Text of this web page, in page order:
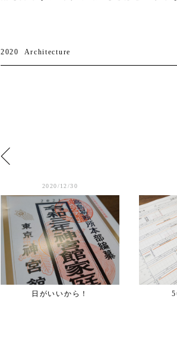
2020 Architecture
2020/12/30
日がいいから！